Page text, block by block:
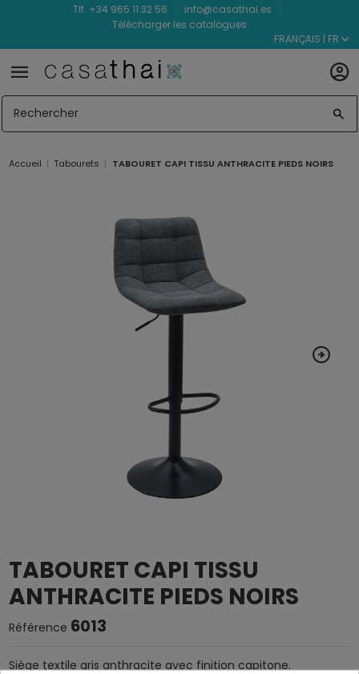
Tlf. +34 965 11 32 56
info@casathai.es
Télécharger les catalogues
FRANÇAIS | FR
Accueil Tabourets TABOURET CAPI TISSU ANTHRACITE PIEDS NOIRS
TABOURET CAPI TISSU
ANTHRACITE PIEDS NOIRS
Référence 6013
Siège textile gris anthracite avec finition capitone.